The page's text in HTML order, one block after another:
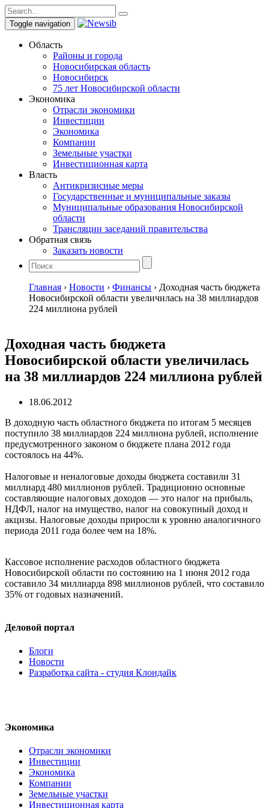
Toggle navigation
Область
Районы и города
Новосибирская область
Новосибирск
75 лет Новосибирской области
Экономика
Отрасли экономики
Инвестиции
Экономика
Компании
Земельные участки
Инвестиционная карта
Власть
Антикризисные меры
Государственные и муниципальные заказы
Муниципальные образования Новосибирской
области
Трансляции заседаний правительства
Обратная связь
Заказать новости
Главная › Новости › Финансы › Доходная часть бюджета
Новосибирской области увеличилась на 38 миллиардов
224 миллиона рублей
Доходная часть бюджета
Новосибирской области увеличилась
на 38 миллиардов 224 миллиона рублей
18.06.2012
В доходную часть областного бюджета по итогам 5 месяцев
поступило 38 миллиардов 224 миллиона рублей, исполнение
предусмотренного законом о бюджете плана 2012 года
состоялось на 44%.
Налоговые и неналоговые доходы бюджета составили 31
миллиард 480 миллионов рублей. Традиционно основные
составляющие налоговых доходов — это налог на прибыль,
НДФЛ, налог на имущество, налог на совокупный доход и
акцизы. Налоговые доходы приросли к уровню аналогичного
периода 2011 года более чем на 18%.
Кассовое исполнение расходов областного бюджета
Новосибирской области по состоянию на 1 июня 2012 года
составило 34 миллиарда 898 миллионов рублей, что составило
35% от годовых назначений.
Деловой портал
Блоги
Новости
Разработка сайта - студия Клондайк
Экономика
Отрасли экономики
Инвестиции
Экономика
Компании
Земельные участки
Инвестиционная карта